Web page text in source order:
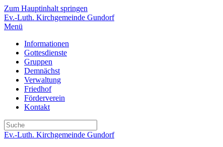
Zum Hauptinhalt springen
Ev.-Luth. Kirchgemeinde Gundorf
Menü
Informationen
Gottesdienste
Gruppen
Demnächst
Verwaltung
Friedhof
Förderverein
Kontakt
Ev.-Luth. Kirchgemeinde Gundorf